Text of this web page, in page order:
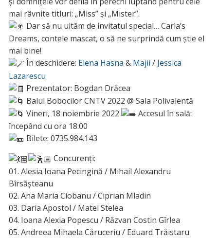
mai râvnite titluri: „Miss” și „Mister”.
Dar să nu uităm de invitatul special… Carla’s
Dreams, contele mascat, o să ne surprindă cum știe el
mai bine!
În deschidere: Elena Hasna & Majii / Jessica
Lazarescu
Prezentator: Bogdan Drăcea
Balul Bobocilor CNTV 2022 @ Sala Polivalentă
Vineri, 18 noiembrie 2022
Accesul în sală:
începând cu ora 18:00
Bilete: 0735.984.143
Concurenți:
01. Alesia Ioana Pecingină / Mihail Alexandru
Bîrsășteanu
02. Ana Maria Ciobanu / Ciprian Mladin
03. Daria Apostol / Matei Stelea
04. Ioana Alexia Popescu / Răzvan Costin Gîrlea
05. Andreea Mihaela Căruceriu / Eduard Trăistaru